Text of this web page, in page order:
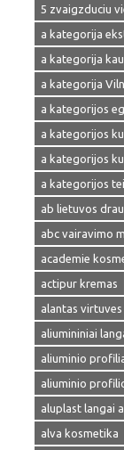
5 zvaigzduciu
a kategorija
a kategorija
a kategorija
a kategorijos
a kategorijos
a kategorijos
a kategorijos
ab lietuvos
abc vairavimo
academie
actipur kremas
alantas
aliumininiai
aliuminio
aliuminio
aluplast langai
alva kosmetika